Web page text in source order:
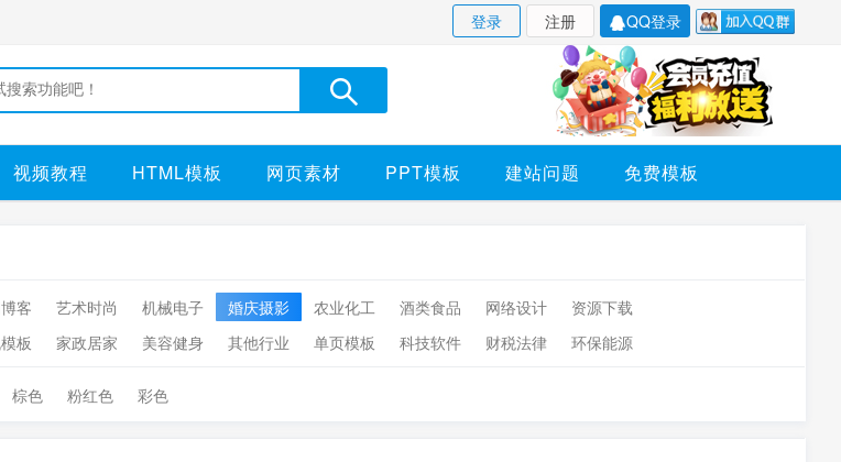
登录 注册 QQ登录
视频教程 HTML模板 网页素材 PPT模板 建站问题 免费模板
客 艺术时尚 机械电子 婚庆摄影 农业化工 酒类食品 网络设计
资源下载
板 家政居家 美容健身 其他行业 单页模板 科技软件 财税法律 环保能源
棕色 粉红色 彩色